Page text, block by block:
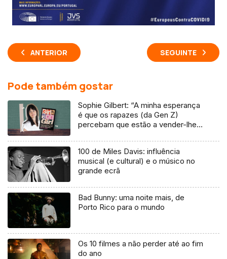
ANTERIOR SEGUINTE
Pode também gostar
Sophie Gilbert: “A minha esperança
é que os rapazes (da Gen Z)
percebam que estão a vender-lhes
100 de Miles Davis: influência
musical (e cultural) e o músico no
grande ecrã
Bad Bunny: uma noite mais, de
Porto Rico para o mundo
Os 10 filmes a não perder até ao fim
do ano